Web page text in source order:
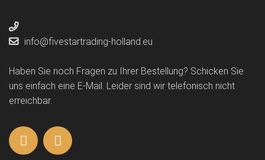
info@fivestartrading-holland.eu
Haben Sie noch Fragen zu Ihrer Bestellung? Schicken Sie
uns einfach eine E-Mail. Leider sind wir telefonisch nicht
erreichbar.